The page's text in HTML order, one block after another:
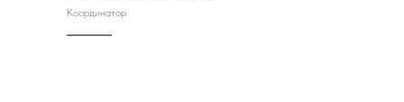
Координатор